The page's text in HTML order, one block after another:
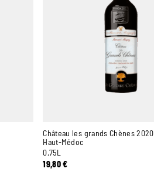
Château les grands Chènes 2020
Haut-Médoc
0,75L
19,80€